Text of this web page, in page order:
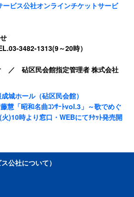
ービス公社オンラインチケットサービ
3482-1313(9～20時）
／ 砧区民会館指定管理者 株式会社
成城ホール（砧区民会館）
慧「昭和名曲ｺﾝｻｰﾄvol.3」～歌でめぐ
)10時より窓口・WEBにてﾁｹｯﾄ発売開
公社について）